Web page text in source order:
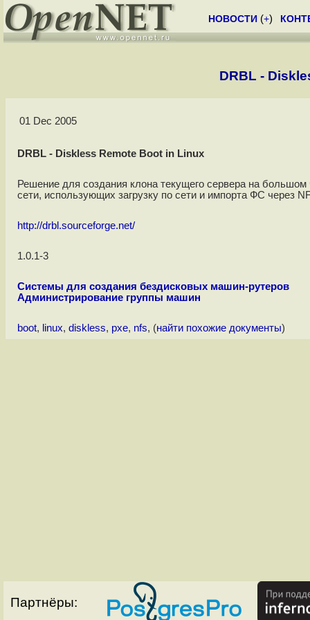
НОВОСТИ (+)
DRBL -
01 Dec 2005
DRBL - Diskless Remote Boot in Linux
Решение для создания клона текущего сервера на
сети, использующих загрузку по сети и импорта ФС через
http://drbl.sourceforge.net/
1.0.1-3
Системы для создания бездисковых машин-рутеров
Администрирование группы машин
boot, linux, diskless, pxe, nfs, (найти похожие документы)
Партнёры: